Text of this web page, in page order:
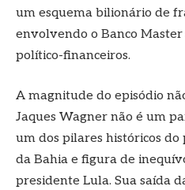
um esquema bilionário de
envolvendo o Banco Master
político-financeiros.
A magnitude do episódio
Jaques Wagner não é um
um dos pilares históricos
da Bahia e figura de
presidente Lula. Sua saída